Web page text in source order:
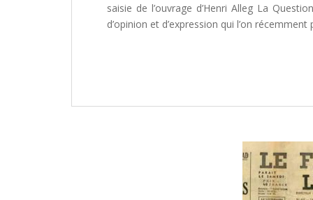
saisie de l’ouvrage d’Henri Alleg La
d’opinion et d’expression qui l’on